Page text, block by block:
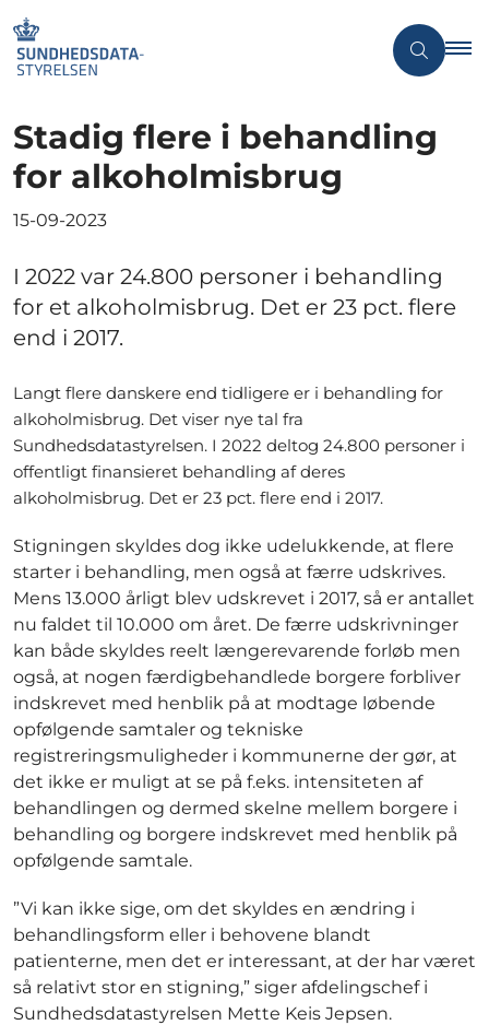
Stadig flere i behandling
for alkoholmisbrug
15-09-2023
I 2022 var 24.800 personer i behandling
for et alkoholmisbrug. Det er 23 pct. flere
end i 2017.
Langt flere danskere end tidligere er i behandling for
alkoholmisbrug. Det viser nye tal fra
Sundhedsdatastyrelsen. I 2022 deltog 24.800 personer i
offentligt finansieret behandling af deres
alkoholmisbrug. Det er 23 pct. flere end i 2017.
Stigningen skyldes dog ikke udelukkende, at flere
starter i behandling, men også at færre udskrives.
Mens 13.000 årligt blev udskrevet i 2017, så er antallet
nu faldet til 10.000 om året. De færre udskrivninger
kan både skyldes reelt længerevarende forløb men
også, at nogen færdigbehandlede borgere forbliver
indskrevet med henblik på at modtage løbende
opfølgende samtaler og tekniske
registreringsmuligheder i kommunerne der gør, at
det ikke er muligt at se på f.eks. intensiteten af
behandlingen og dermed skelne mellem borgere i
behandling og borgere indskrevet med henblik på
opfølgende samtale.
”Vi kan ikke sige, om det skyldes en ændring i
behandlingsform eller i behovene blandt
patienterne, men det er interessant, at der har været
så relativt stor en stigning,” siger afdelingschef i
Sundhedsdatastyrelsen Mette Keis Jepsen.